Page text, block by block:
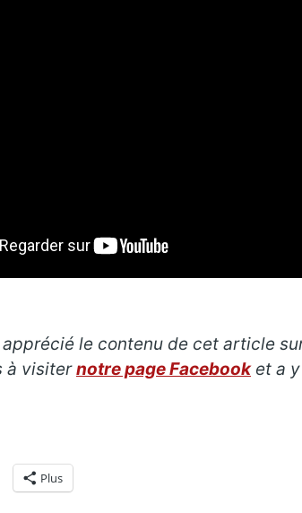
le contenu de cet article
à visiternotre page Facebooket a y
Plus